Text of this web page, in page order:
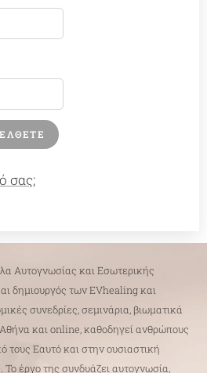
σας;
Αυτογνωσίας και Εσωτερικής
δημιουργός των EVhealing και
συνεδρίες, σεμινάρια, βιωματικά
και online, καθοδηγεί ανθρώπους
τους Εαυτό και στην ουσιαστική
έργο της συνδυάζει αυτογνωσία,